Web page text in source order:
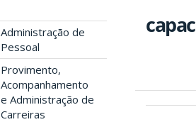
Administração de
Pessoal
Provimento,
Acompanhamento
e Administração de
Carreiras